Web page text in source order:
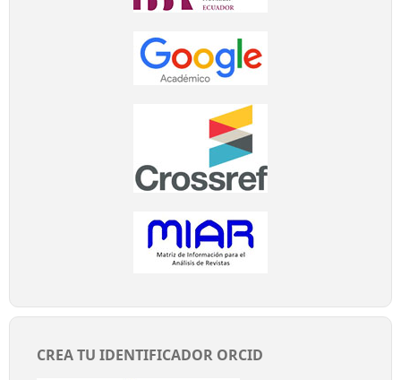
CREA TU IDENTIFICADOR ORCID